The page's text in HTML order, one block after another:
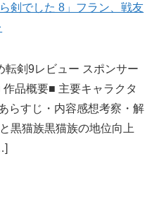
剣でした 8」フラン、戦友
転剣9レビュー スポンサー
品概要■ 主要キャラクタ
らすじ・内容感想考察・解
黒猫族黒猫族の地位向上